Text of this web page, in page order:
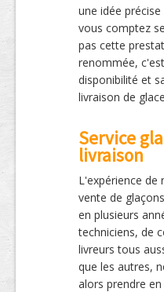
une idée
vous comptez
pas cette
renommée,
disponibilité et
livraison de
Service
livraison
L'expérience de
vente de
en plusieurs
techniciens, de
livreurs tous
que les autres,
alors prendre